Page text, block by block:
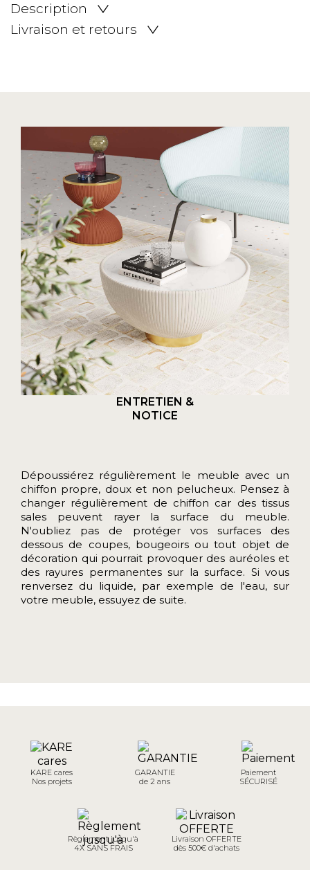
Description
Livraison et retours
ENTRETIEN &
NOTICE
Dépoussiérez régulièrement le meuble avec un
chiffon propre, doux et non pelucheux. Pensez à
changer régulièrement de chiffon car des tissus
sales peuvent rayer la surface du meuble.
N'oubliez pas de protéger vos surfaces des
dessous de coupes, bougeoirs ou tout objet de
décoration qui pourrait provoquer des auréoles et
des rayures permanentes sur la surface. Si vous
renversez du liquide, par exemple de l'eau, sur
votre meuble, essuyez de suite.
KARE cares
Nos projets
GARANTIE
de 2 ans
Paiement
SÉCURISÉ
Règlement jusqu'à
4X SANS FRAIS
Livraison OFFERTE
dès 500€ d'achats